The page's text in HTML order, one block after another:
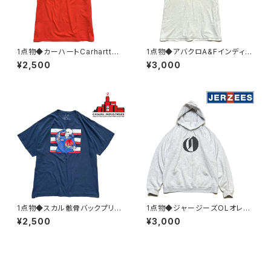
1点物◆カーハートCarharttバ
ックプリントTシャツ古着メンズL
レディースOKアメカジ90sスト
¥2,500
1点物◆アバクロA&Fインディア
ン半袖ビンテージ加工Tシャツ
古着メンズMLレディースOKア
¥3,000
1点物◆スカル骸骨バックプリン
ト紺フェードTシャツ古着メンズ
3XLレディースOKアメカジ90s
¥2,500
1点物◆ジャージーズOLオレゴ
ンライブ黒プリントスウェットパ
ーカーUSA古着メンズLレディ
¥3,000